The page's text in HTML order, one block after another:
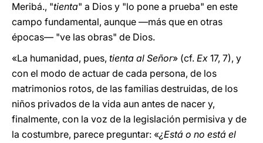
Meribá., "tienta" a Dios y "lo pone a prueba" en este
campo fundamental, aunque —más que en otras
épocas— "ve las obras" de Dios.
«La humanidad, pues, tienta al Señor» (cf. Ex 17, 7), y
con el modo de actuar de cada persona, de los
matrimonios rotos, de las familias destruidas, de los
niños privados de la vida aun antes de nacer y,
finalmente, con la voz de la legislación permisiva y de
la costumbre, parece preguntar: «¿Está o no está el